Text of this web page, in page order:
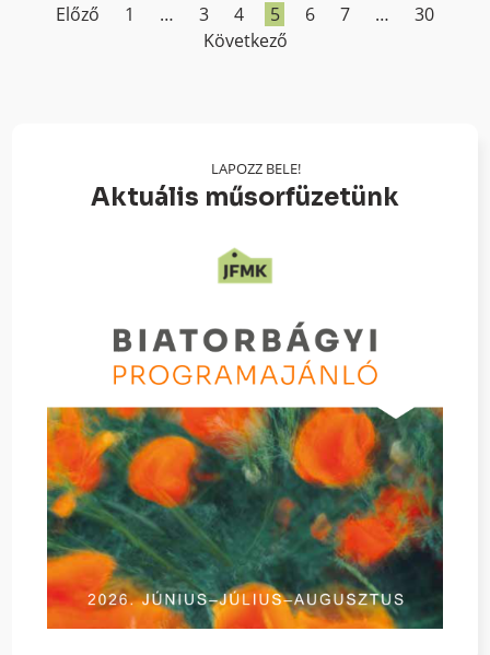
Előző 1 … 3 4 5 6 7 …
30
Következő
LAPOZZ BELE!
Aktuális műsorfüzetünk